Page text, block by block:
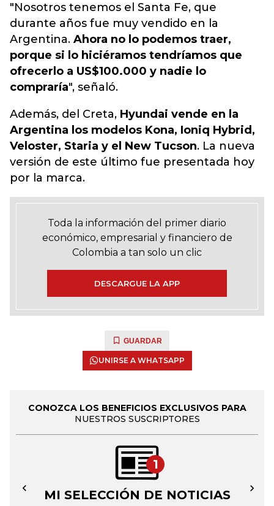
"Nosotros tenemos el Santa Fe, que
durante años fue muy vendido en la
Argentina. Ahora no lo podemos traer,
porque si lo hiciéramos tendríamos que
ofrecerlo a US$100.000 y nadie lo
compraría", señaló.
Además, del Creta, Hyundai vende en la
Argentina los modelos Kona, Ioniq Hybrid,
Veloster, Staria y el New Tucson. La nueva
versión de este último fue presentada hoy
por la marca.
Toda la información del primer diario
económico, empresarial y financiero de
Colombia a tan solo un clic
DESCARGUE LA APP
GUARDAR
UNIRSE A WHATSAPP
CONOZCA LOS BENEFICIOS EXCLUSIVOS PARA
NUESTROS SUSCRIPTORES
1
MI SELECCIÓN DE NOTICIAS
← →